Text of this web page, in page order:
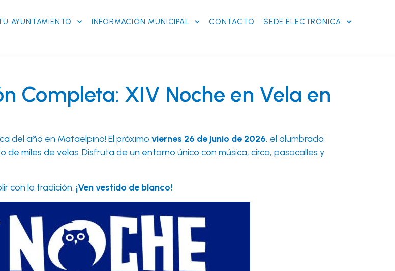
AYUNTAMIENTO INFORMACIÓN MUNICIPAL CONTACTO SEDE ELECTRÓNICA
Completa: XIV Noche en Vela en
del año en Mataelpino! El próximo viernes 26 de junio de 2026, el alumbrado
miles de velas. Disfruta de un entorno único con música, circo, pasacalles y
con la tradición: ¡Ven vestido de blanco!